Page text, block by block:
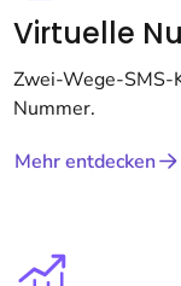
Virtuelle
Zwei-Wege-SMS-
Nummer.
Mehr entdecken